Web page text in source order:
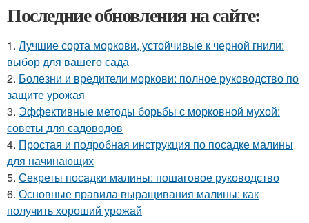
Последние обновления на сайте:
1. Лучшие сорта моркови, устойчивые к черной гнили:
выбор для вашего сада
2. Болезни и вредители моркови: полное руководство по
защите урожая
3. Эффективные методы борьбы с морковной мухой:
советы для садоводов
4. Простая и подробная инструкция по посадке малины
для начинающих
5. Секреты посадки малины: пошаговое руководство
6. Основные правила выращивания малины: как
получить хороший урожай